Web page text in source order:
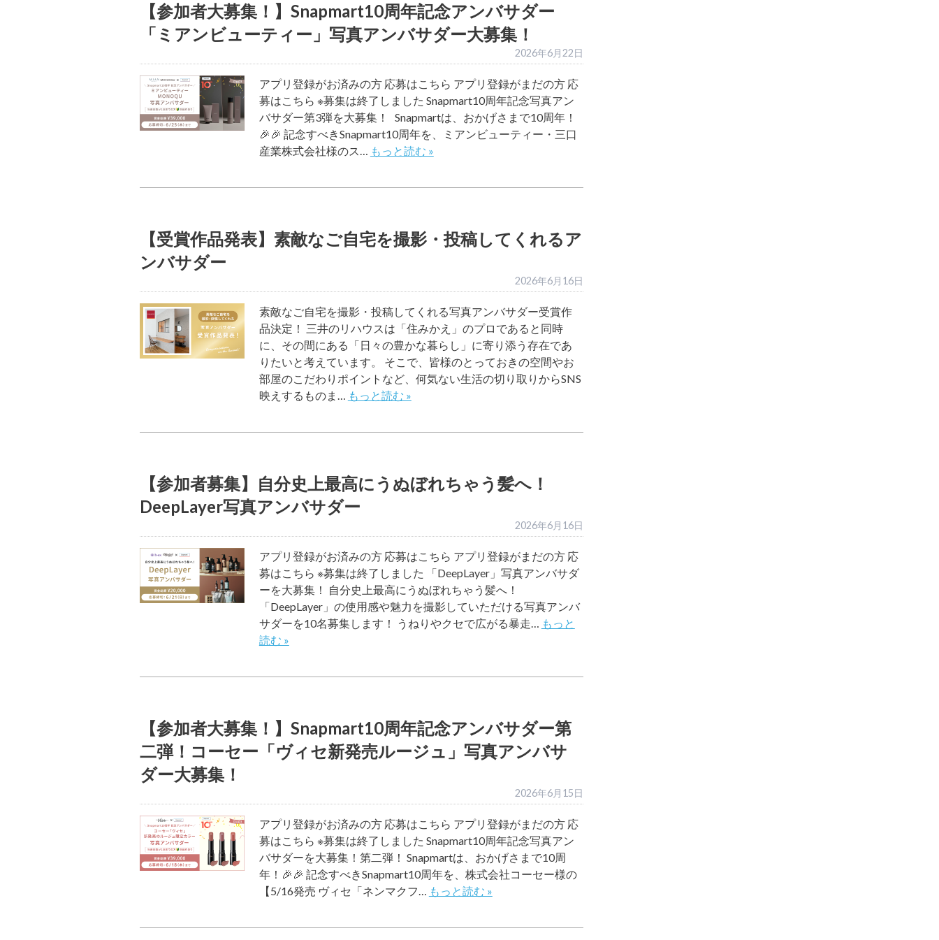
【参加者大募集！】Snapmart10周年記念アンバサダー
「ミアンビューティー」写真アンバサダー大募集！
2026年6月22日
アプリ登録がお済みの方 応募はこちら アプリ登録がまだの方 応
募はこちら ※募集は終了しました Snapmart10周年記念写真アン
バサダー第3弾を大募集！ Snapmartは、おかげさまで10周年！
🎉🎉 記念すべきSnapmart10周年を、ミアンビューティー・三口
産業株式会社様のス… もっと読む »
【受賞作品発表】素敵なご自宅を撮影・投稿してくれるア
ンバサダー
2026年6月16日
素敵なご自宅を撮影・投稿してくれる写真アンバサダー受賞作
品決定！ 三井のリハウスは「住みかえ」のプロであると同時
に、その間にある「日々の豊かな暮らし」に寄り添う存在であ
りたいと考えています。 そこで、皆様のとっておきの空間やお
部屋のこだわりポイントなど、何気ない生活の切り取りからSNS
映えするものま… もっと読む »
【参加者募集】自分史上最高にうぬぼれちゃう髪へ！
DeepLayer写真アンバサダー
2026年6月16日
アプリ登録がお済みの方 応募はこちら アプリ登録がまだの方 応
募はこちら ※募集は終了しました 「DeepLayer」写真アンバサダ
ーを大募集！ 自分史上最高にうぬぼれちゃう髪へ！
「DeepLayer」の使用感や魅力を撮影していただける写真アンバ
サダーを10名募集します！ うねりやクセで広がる暴走… もっと
読む »
【参加者大募集！】Snapmart10周年記念アンバサダー第
二弾！コーセー「ヴィセ新発売ルージュ」写真アンバサ
ダー大募集！
2026年6月15日
アプリ登録がお済みの方 応募はこちら アプリ登録がまだの方 応
募はこちら ※募集は終了しました Snapmart10周年記念写真アン
バサダーを大募集！第二弾！ Snapmartは、おかげさまで10周
年！🎉🎉 記念すべきSnapmart10周年を、株式会社コーセー様の
【5/16発売 ヴィセ「ネンマクフ… もっと読む »